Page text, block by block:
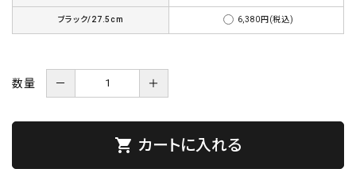
ブラック/27.5cm 6,380円(税込)
数量 － ＋
shopping_cart カートに入れる